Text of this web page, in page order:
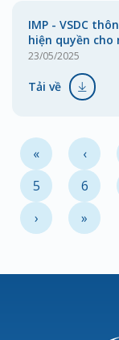
IMP - VSDC
hiện quyền
23/05/2025
Tải về
« ‹
5
6
›
»